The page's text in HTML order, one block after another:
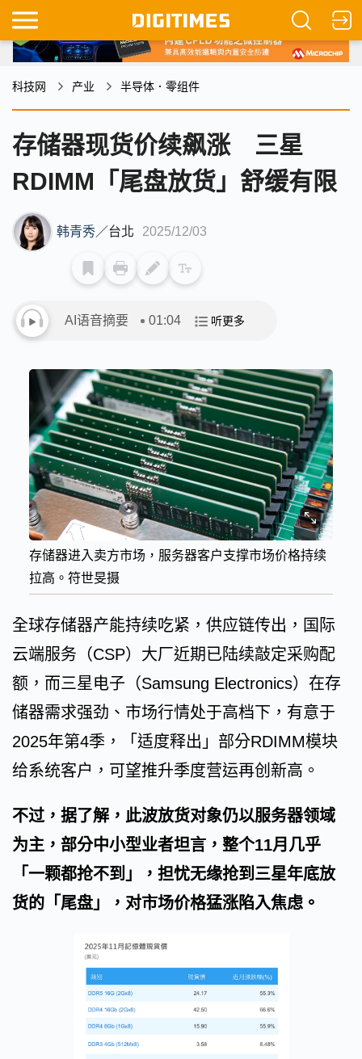
科技网 产业 半导体．零组件
存储器现货价续飙涨 三星
RDIMM「尾盘放货」舒缓有限
韩青秀／台北 2025/12/03
AI语音摘要 01:04 听更多
存储器进入卖方市场，服务器客户支撑市场价格持续
拉高。符世旻摄
全球存储器产能持续吃紧，供应链传出，国际
云端服务（CSP）大厂近期已陆续敲定采购配
额，而三星电子（Samsung Electronics）在存
储器需求强劲、市场行情处于高档下，有意于
2025年第4季，「适度释出」部分RDIMM模块
给系统客户，可望推升季度营运再创新高。
不过，据了解，此波放货对象仍以服务器领域
为主，部分中小型业者坦言，整个11月几乎
「一颗都抢不到」，担忧无缘抢到三星年底放
货的「尾盘」，对市场价格猛涨陷入焦虑。